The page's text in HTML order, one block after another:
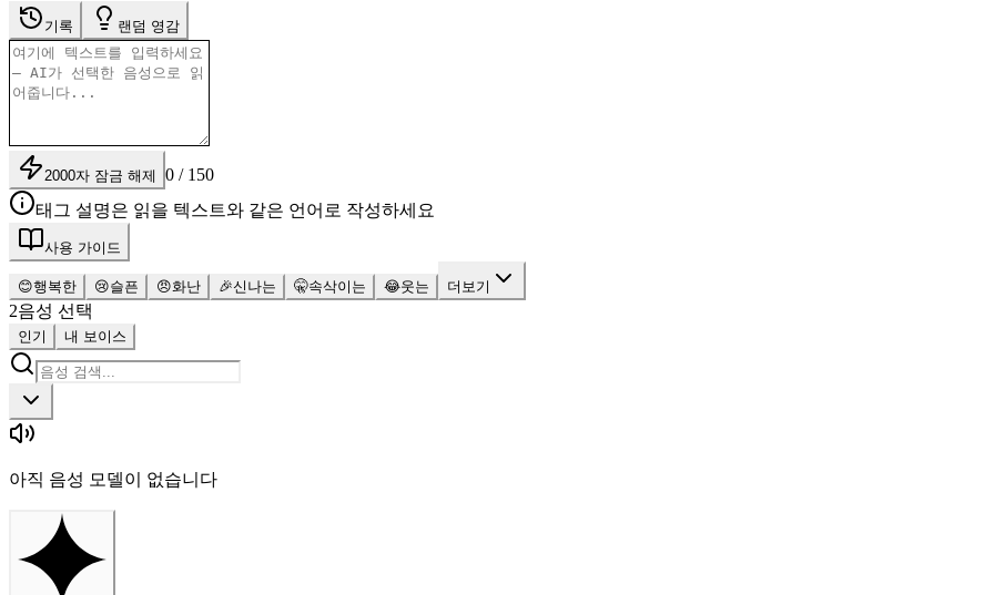
기록 랜덤 영감
2000자 잠금 해제
0 / 150
태그 설명은 읽을 텍스트와 같은 언어로 작성하세요
사용 가이드
😊행복한 😢슬픈 😠화난 🎉신나는 🤫속삭이는 😂웃는 더보기
2음성 선택
인기 내 보이스
아직 음성 모델이 없습니다